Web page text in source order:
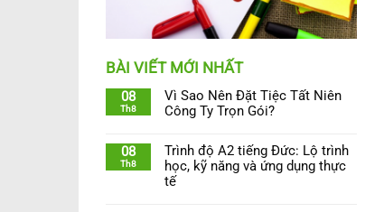
BÀI VIẾT MỚI NHẤT
08
Th8
Vì Sao Nên Đặt Tiệc Tất Niên
Công Ty Trọn Gói?
08
Th8
Trình độ A2 tiếng Đức: Lộ trình
học, kỹ năng và ứng dụng thực
tế